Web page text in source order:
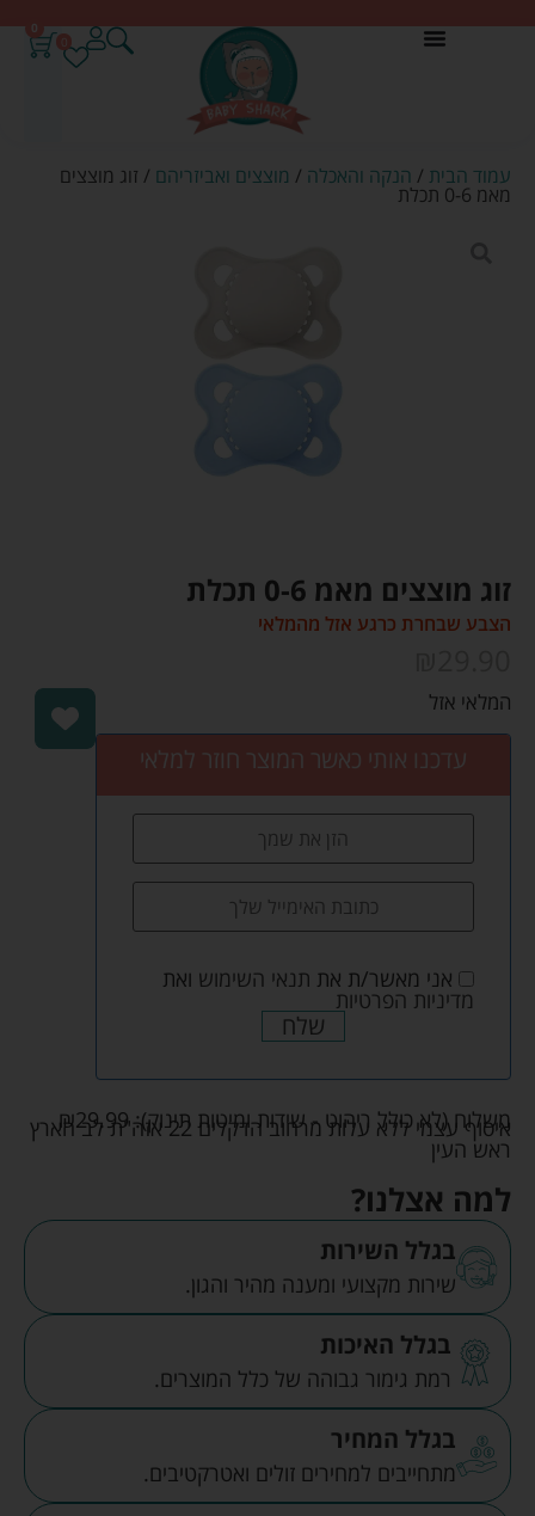
0
עמוד הבית / הנקה והאכלה / מוצצים ואביזריהם / זוג מוצצים
מאמ 0-6 תכלת
זוג מוצצים מאמ 0-6 תכלת
הצבע שבחרת כרגע אזל מהמלאי
המלאי אזל
עדכנו אותי כאשר המוצר חוזר למלאי
אני מאשר/ת את תנאי השימוש ואת
מדיניות הפרטיות
שלח
משלוח (לא כולל ריהוט - שידות ומיטות תינוק): ₪29.99
איסוף עצמי ללא עלות מרחוב הדקלים 22 אזה"ת לב הארץ
ראש העין
למה אצלנו?
בגלל השירות
שירות מקצועי ומענה מהיר והגון.
בגלל האיכות
רמת גימור גבוהה של כלל המוצרים.
בגלל המחיר
מתחייבים למחירים זולים ואטרקטיבים.